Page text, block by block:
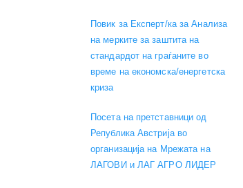
Повик за Експерт/ка за Анализа
на мерките за заштита на
стандардот на граѓаните во
време на економска/енергетска
криза
Посета на претставници од
Република Австрија во
организација на Мрежата на
ЛАГОВИ и ЛАГ АГРО ЛИДЕР